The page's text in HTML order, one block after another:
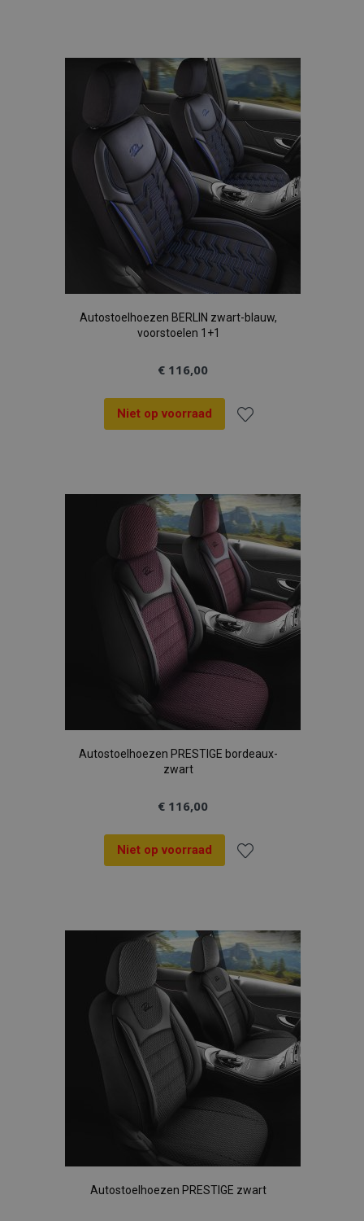
aan
verlanglijst
Autostoelhoezen BERLIN zwart-blauw,
voorstoelen 1+1
€ 116,00
Niet op voorraad
aan
verlanglijst
Autostoelhoezen PRESTIGE bordeaux-
zwart
€ 116,00
Niet op voorraad
aan
verlanglijst
Autostoelhoezen PRESTIGE zwart